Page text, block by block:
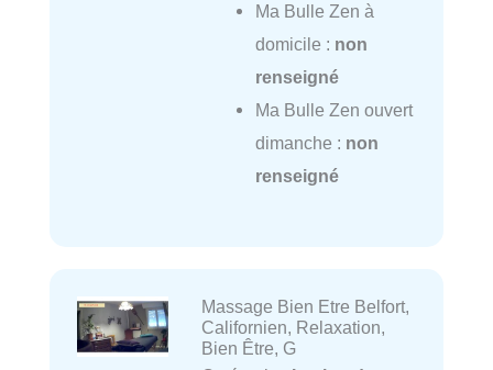
Ma Bulle Zen à
domicile : non
renseigné
Ma Bulle Zen ouvert
dimanche : non
renseigné
Massage Bien Etre Belfort,
Californien, Relaxation,
Bien Être, G